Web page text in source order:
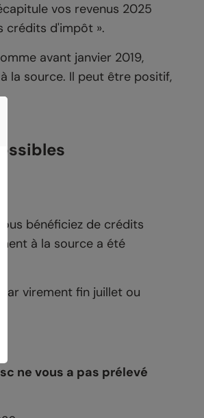
vos revenus 2025
crédits d'impôt ».
avant janvier 2019,
la source. Il peut être positif,
bénéficiez de crédits
à la source a été
virement fin juillet ou
ne vous a pas prélevé